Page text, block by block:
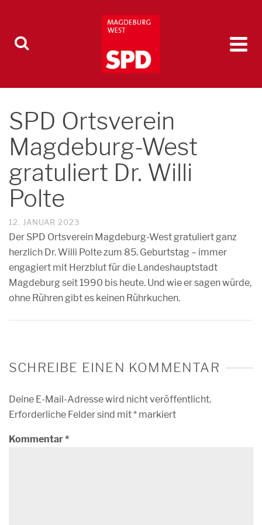
SPD Ortsverein
Magdeburg-West
gratuliert Dr. Willi
Polte
12. JANUAR 2023
Der SPD Ortsverein Magdeburg-West gratuliert ganz
herzlich Dr. Willi Polte zum 85. Geburtstag – immer
engagiert mit Herzblut für die Landeshauptstadt
Magdeburg seit 1990 bis heute. Und wie er sagen würde,
ohne Rühren gibt es keinen Rührkuchen.
SCHREIBE EINEN KOMMENTAR
Deine E-Mail-Adresse wird nicht veröffentlicht.
Erforderliche Felder sind mit* markiert
Kommentar*